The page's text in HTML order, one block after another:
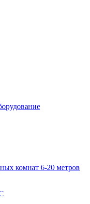
комнат 6-20 метров